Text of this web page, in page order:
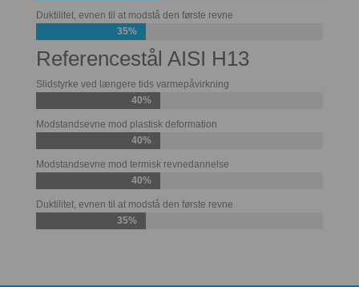
Duktilitet, evnen til at modstå den første revne
35%
Referencestål AISI H13
Slidstyrke ved længere tids varmepåvirkning
40%
Modstandsevne mod plastisk deformation
40%
Modstandsevne mod termisk revnedannelse
40%
Duktilitet, evnen til at modstå den første revne
35%